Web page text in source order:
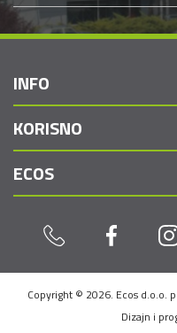
INFO
KORISNO
ECOS
Copyright © 2026. Ecos d.o.o.
Dizajn i